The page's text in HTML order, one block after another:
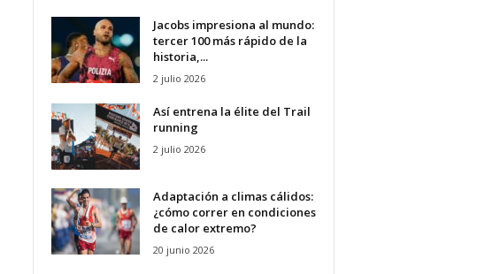
Jacobs impresiona al mundo:
tercer 100 más rápido de la
historia,...
2 julio 2026
Así entrena la élite del Trail
running
2 julio 2026
Adaptación a climas cálidos:
¿cómo correr en condiciones
de calor extremo?
20 junio 2026